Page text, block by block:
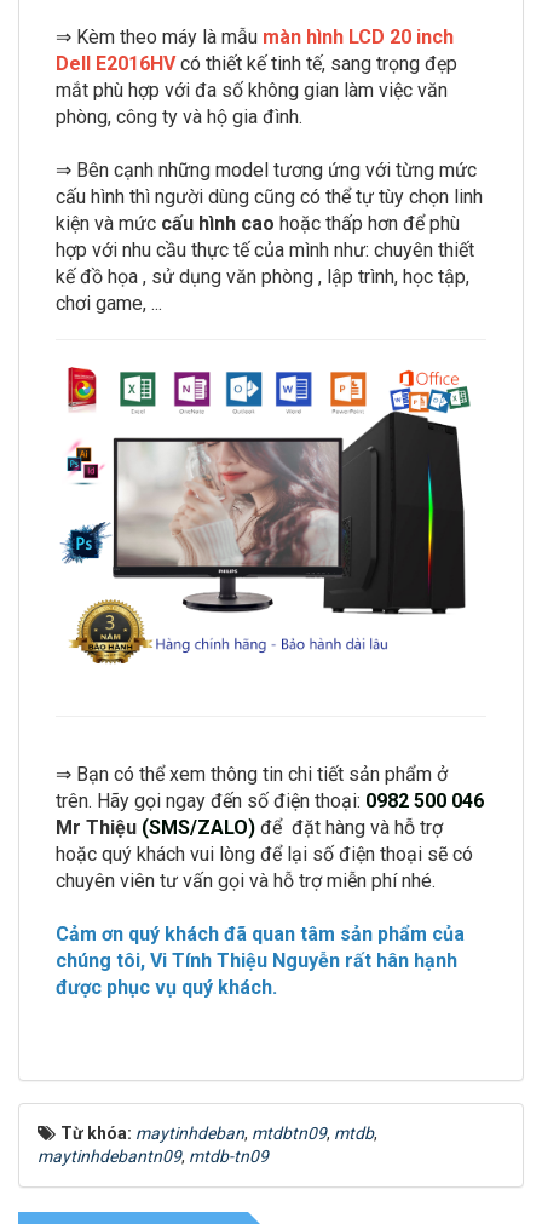
⇒ Kèm theo máy là mẫu màn hình LCD 20 inch
Dell E2016HV có thiết kế tinh tế, sang trọng đẹp
mắt phù hợp với đa số không gian làm việc văn
phòng, công ty và hộ gia đình.
⇒ Bên cạnh những model tương ứng với từng mức
cấu hình thì người dùng cũng có thể tự tùy chọn linh
kiện và mức cấu hình cao hoặc thấp hơn để phù
hợp với nhu cầu thực tế của mình như: chuyên thiết
kế đồ họa , sử dụng văn phòng , lập trình, học tập,
chơi game, ...
⇒ Bạn có thể xem thông tin chi tiết sản phẩm ở
trên. Hãy gọi ngay đến số điện thoại: 0982 500 046
Mr Thiệu (SMS/ZALO) để đặt hàng và hỗ trợ
hoặc quý khách vui lòng để lại số điện thoại sẽ có
chuyên viên tư vấn gọi và hỗ trợ miễn phí nhé.
Cảm ơn quý khách đã quan tâm sản phẩm của
chúng tôi, Vi Tính Thiệu Nguyễn rất hân hạnh
được phục vụ quý khách.
Từ khóa: maytinhdeban, mtdbtn09, mtdb,
maytinhdebantn09, mtdb-tn09